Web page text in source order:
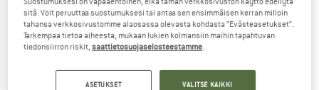
sitä. Voit peruuttaa suostumuksesi tai antaa sen ensimmäisen kerran milloin
tahansa verkkosivustomme alaosassa olevasta kohdasta ”Evästeasetukset”.
Tarkempaa tietoa aiheesta, mukaan lukien kolmansiin maihin tapahtuvan
tiedonsiirron riskit,saattietosuojaselosteestamme
ASETUKSET VALITSE KAIKKI